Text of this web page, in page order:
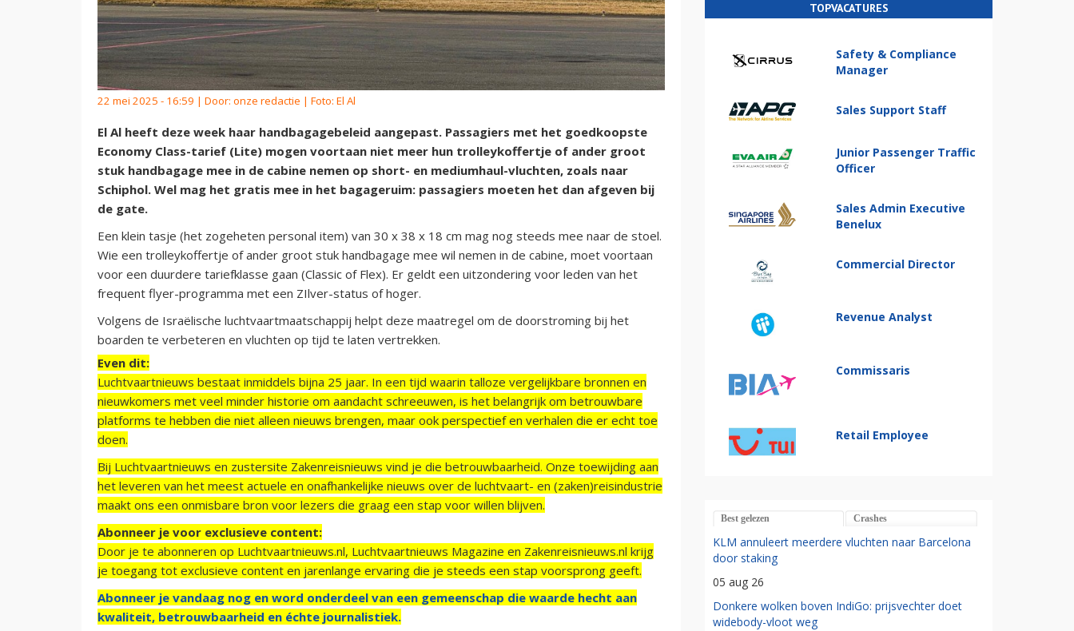
22 mei 2025 - 16:59 | Door: onze redactie | Foto: El Al
El Al heeft deze week haar handbagagebeleid aangepast. Passagiers met het goedkoopste
Economy Class-tarief (Lite) mogen voortaan niet meer hun trolleykoffertje of ander groot
stuk handbagage mee in de cabine nemen op short- en mediumhaul-vluchten, zoals naar
Schiphol. Wel mag het gratis mee in het bagageruim: passagiers moeten het dan afgeven bij
de gate.
Een klein tasje (het zogeheten personal item) van 30 x 38 x 18 cm mag nog steeds mee naar de stoel.
Wie een trolleykoffertje of ander groot stuk handbagage mee wil nemen in de cabine, moet voortaan
voor een duurdere tariefklasse gaan (Classic of Flex). Er geldt een uitzondering voor leden van het
frequent flyer-programma met een ZIlver-status of hoger.
Volgens de Israëlische luchtvaartmaatschappij helpt deze maatregel om de doorstroming bij het
boarden te verbeteren en vluchten op tijd te laten vertrekken.
Even dit:
Luchtvaartnieuws bestaat inmiddels bijna 25 jaar. In een tijd waarin talloze vergelijkbare bronnen en
nieuwkomers met veel minder historie om aandacht schreeuwen, is het belangrijk om betrouwbare
platforms te hebben die niet alleen nieuws brengen, maar ook perspectief en verhalen die er echt toe
doen.
Bij Luchtvaartnieuws en zustersite Zakenreisnieuws vind je die betrouwbaarheid. Onze toewijding aan
het leveren van het meest actuele en onafhankelijke nieuws over de luchtvaart- en (zaken)reisindustrie
maakt ons een onmisbare bron voor lezers die graag een stap voor willen blijven.
Abonneer je voor exclusieve content:
Door je te abonneren op Luchtvaartnieuws.nl, Luchtvaartnieuws Magazine en Zakenreisnieuws.nl krijg
je toegang tot exclusieve content en jarenlange ervaring die je steeds een stap voorsprong geeft.
Abonneer je vandaag nog en word onderdeel van een gemeenschap die waarde hecht aan
kwaliteit, betrouwbaarheid en échte journalistiek.
TOPVACATURES
Safety & Compliance
Manager
Sales Support Staff
Junior Passenger Traffic
Officer
Sales Admin Executive
Benelux
Commercial Director
Revenue Analyst
Commissaris
Retail Employee
Best gelezen Crashes
KLM annuleert meerdere vluchten naar Barcelona
door staking
05 aug 26
Donkere wolken boven IndiGo: prijsvechter doet
widebody-vloot weg